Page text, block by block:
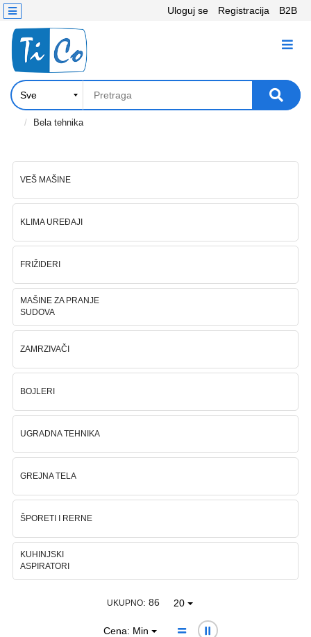
Uloguj se Registracija B2B
KATEGORIJE
Računari,
Komponente
Laptop
Televizori
projektori
PC
periferije
Štampači,
Skeneri,
Ploteri
tehnika
oprema
Gaming
Fotoaparati
kamere
Kontakt
Bela tehnika
VEŠ MAŠINE
KLIMA UREĐAJI
FRIŽIDERI
MAŠINE ZA PRANJE
SUDOVA
ZAMRZIVAČI
BOJLERI
UGRADNA TEHNIKA
GREJNA TELA
ŠPORETI I RERNE
KUHINJSKI
ASPIRATORI
UKUPNO: 86 20
Cena: Min